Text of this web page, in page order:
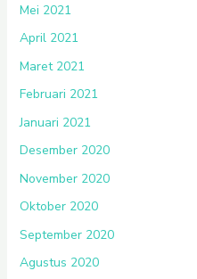
Mei 2021
April 2021
Maret 2021
Februari 2021
Januari 2021
Desember 2020
November 2020
Oktober 2020
September 2020
Agustus 2020